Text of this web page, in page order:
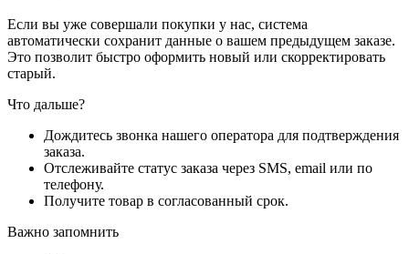
Если вы уже совершали покупки у нас, система
автоматически сохранит данные о вашем предыдущем заказе.
Это позволит быстро оформить новый или скорректировать
старый.
Что дальше?
Дождитесь звонка нашего оператора для подтверждения
заказа.
Отслеживайте статус заказа через SMS, email или по
телефону.
Получите товар в согласованный срок.
Важно запомнить